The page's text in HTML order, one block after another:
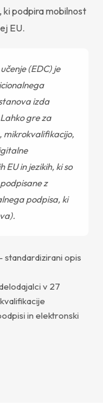
podpira mobilnost
EU.
(EDC) je
izda
gre za
mikrokvalifikacijo,
EU in jezikih, ki so
z
podpisa, ki
opis
v 27
in elektronski